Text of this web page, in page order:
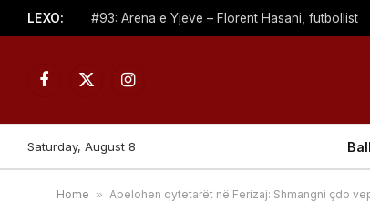
LEXO: #93: Arena e Yjeve – Florent Hasani, futbollist
Facebook
X
Instagram
Saturday, August 8
Home » Apelohen qytetarët në Ferizaj: Shmangni çdo